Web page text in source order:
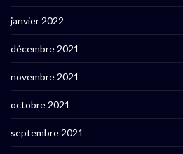
janvier 2022
décembre 2021
novembre 2021
octobre 2021
septembre 2021